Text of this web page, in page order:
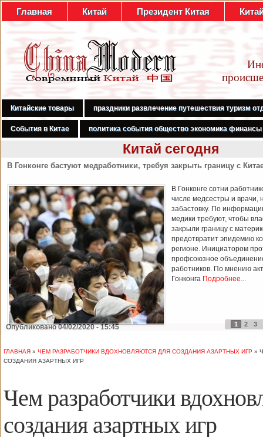
Главная Китай Президент Китая
Китайские товары праздники развлечение путешествия туризм
События в Китае политика события общество экономика финансы
Китай сегодня
В Гонконге бастуют медработники, требуя закрыть границу с
В Гонконге сотни
числе медсестры и врачи,
забастовку. По
медики требуют, чтобы
закрыли границу с
предотвратит эпидемию
регионе. Инициатором
профсоюзное
работников. По мнению
Гонконга Подробнее...
Опубликовано 04/02/2020 - 15:45 1 2 3
ГЛАВНАЯ » ЧЕМ РАЗРАБОТЧИКИ ВДОХНОВЛЯЮТСЯ ДЛЯ СОЗДАНИЯ АЗАРТНЫХ ИГР »
СОЗДАНИЯ АЗАРТНЫХ ИГР
Чем разработчики
создания азартных игр